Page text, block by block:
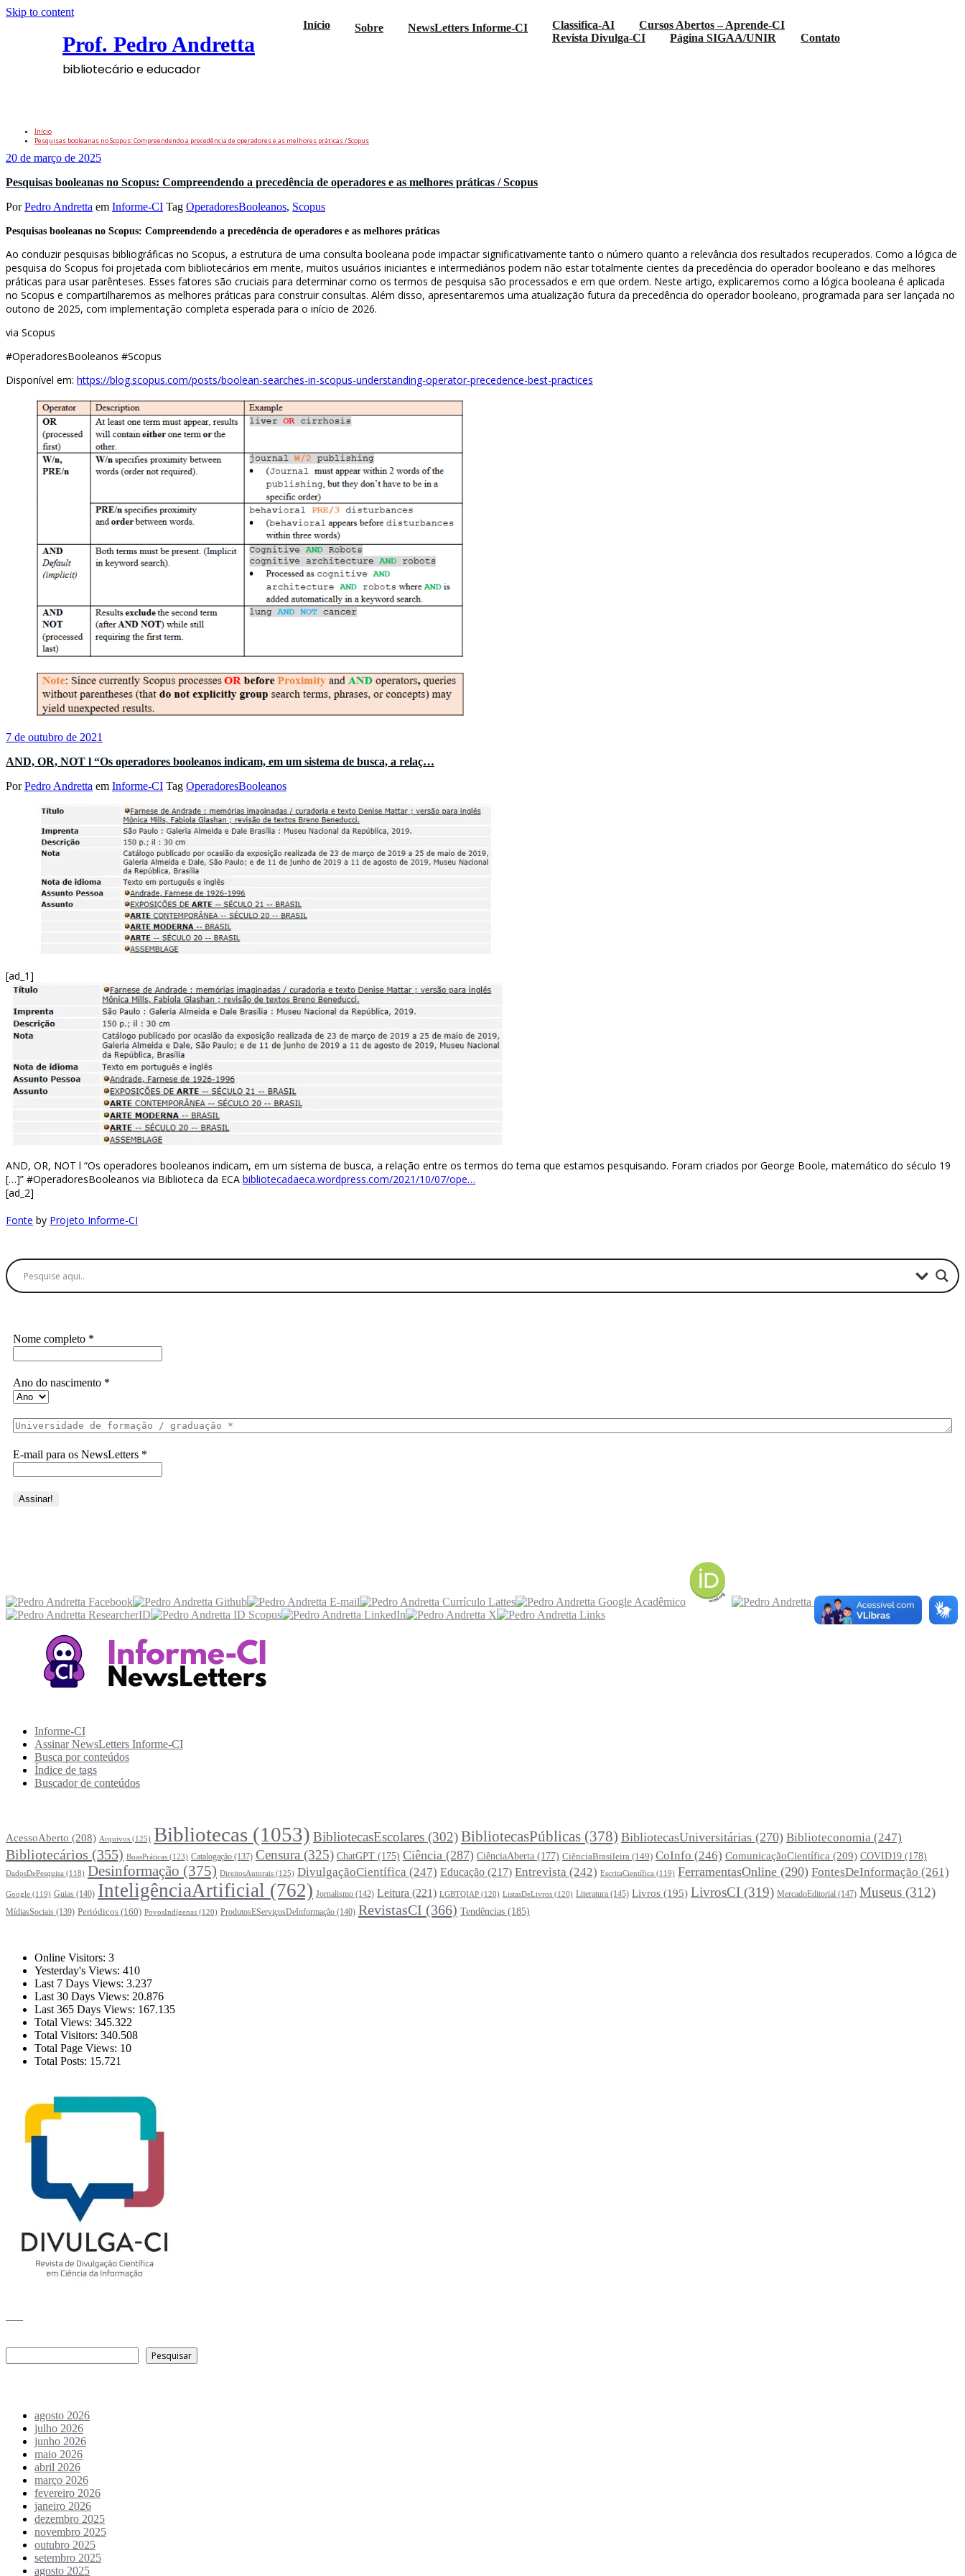
Skip to content
Prof. Pedro Andretta
bibliotecário e educador
Início Sobre NewsLetters Informe-CI Classifica-AI
Cursos Abertos – Aprende-CI
Revista Divulga-CI
Página SIGAA/UNIR Contato
Início
Pesquisas booleanas no Scopus: Compreendendo a precedência de operadores e as melhores práticas / Scopus
20 de março de 2025
Pesquisas booleanas no Scopus: Compreendendo a precedência de operadores e as melhores práticas / Scopus
PorPedro Andretta em Informe-CI Tag OperadoresBooleanos, Scopus
Pesquisas booleanas no Scopus: Compreendendo a precedência de operadores e as melhores práticas
Ao conduzir pesquisas bibliográficas no Scopus, a estrutura de uma consulta booleana pode impactar significativamente tanto o número quanto a relevância dos resultados recuperados. Como a lógica de
pesquisa do Scopus foi projetada com bibliotecários em mente, muitos usuários iniciantes e intermediários podem não estar totalmente cientes da precedência do operador booleano e das melhores
práticas para usar parênteses. Esses fatores são cruciais para determinar como os termos de pesquisa são processados ​​e em que ordem. Neste artigo, explicaremos como a lógica booleana é aplicada
no Scopus e compartilharemos as melhores práticas para construir consultas. Além disso, apresentaremos uma atualização futura da precedência do operador booleano, programada para ser lançada no
outono de 2025, com implementação completa esperada para o início de 2026.
via Scopus
#OperadoresBooleanos #Scopus
Disponível em: https://blog.scopus.com/posts/boolean-searches-in-scopus-understanding-operator-precedence-best-practices
7 de outubro de 2021
AND, OR, NOT l “Os operadores booleanos indicam, em um sistema de busca, a relaç…
PorPedro Andretta em Informe-CI Tag OperadoresBooleanos
[ad_1]
AND, OR, NOT l “Os operadores booleanos indicam, em um sistema de busca, a relação entre os termos do tema que estamos pesquisando. Foram criados por George Boole, matemático do século 19
[…]” #OperadoresBooleanos via Biblioteca da ECA bibliotecadaeca.wordpress.com/2021/10/07/ope…
[ad_2]
Fonte by Projeto Informe-CI
Nome completo *
Ano do nascimento *
E-mail para os NewsLetters *
Informe-CI
Assinar NewsLetters Informe-CI
Busca por conteúdos
Índice de tags
Buscador de conteúdos
AcessoAberto (208) Arquivos (125) Bibliotecas (1053) BibliotecasEscolares (302)BibliotecasPúblicas (378) BibliotecasUniversitárias (270) Biblioteconomia (247)
Bibliotecários (355) BoasPráticas (123) Catalogação (137) Censura (325) ChatGPT (175) Ciência (287) CiênciaAberta (177) CiênciaBrasileira (149) CoInfo (246) ComunicaçãoCientífica (209) COVID19 (178)
DadosDePesquisa (118) Desinformação (375) DireitosAutorais (125) DivulgaçãoCientífica (247) Educação (217) Entrevista (242) EscritaCientífica (119) FerramentasOnline (290) FontesDeInformação (261)
Google (119) Guias (140) InteligênciaArtificial (762) Jornalismo (142) Leitura (221) LGBTQIAP (120) ListasDeLivros (120) Literatura (145) Livros (195) LivrosCI (319) MercadoEditorial (147) Museus (312)
MídiasSociais (139) Periódicos (160) PovosIndígenas (120) ProdutosEServiçosDeInformação (140) RevistasCI (366) Tendências (185)
Online Visitors: 3
Yesterday's Views: 410
Last 7 Days Views: 3.237
Last 30 Days Views: 20.876
Last 365 Days Views: 167.135
Total Views: 345.322
Total Visitors: 340.508
Total Page Views: 10
Total Posts: 15.721
Pesquisar
agosto 2026
julho 2026
junho 2026
maio 2026
abril 2026
março 2026
fevereiro 2026
janeiro 2026
dezembro 2025
novembro 2025
outubro 2025
setembro 2025
agosto 2025